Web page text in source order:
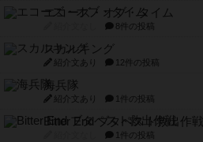
エコーズ・オブ・タイム
8件の投稿
スカルキング
紹介文あり 12件の投稿
海兵隊
紹介文あり 1件の投稿
Bitter End ブタペスト救出作戦
1件の投稿